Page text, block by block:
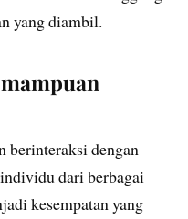
yang diambil.
berinteraksi dengan
dari berbagai
kesempatan yang